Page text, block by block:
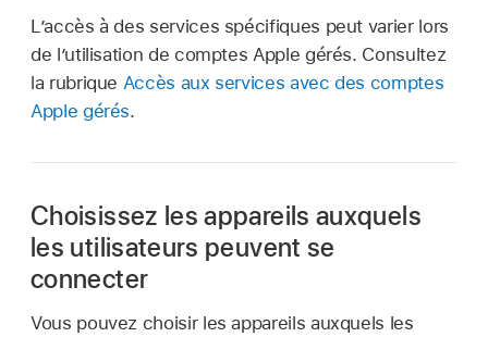
L’accès à des services spécifiques peut varier lors
de l’utilisation de comptes Apple gérés. Consultez
la rubrique Accès aux services avec des comptes
Apple gérés.
Choisissez les appareils auxquels
les utilisateurs peuvent se
connecter
Vous pouvez choisir les appareils auxquels les